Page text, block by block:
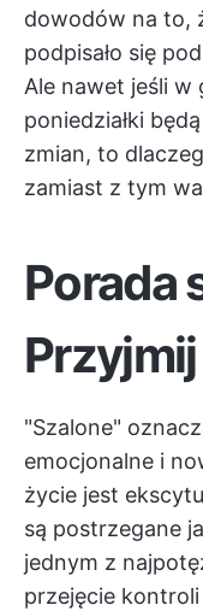
dowodów na to,
podpisało się
Ale nawet jeśli w
poniedziałki
zmian, to
zamiast z tym
Porada
"Szalone"
emocjonalne i
życie jest
są postrzegane
jednym z
przejęcie